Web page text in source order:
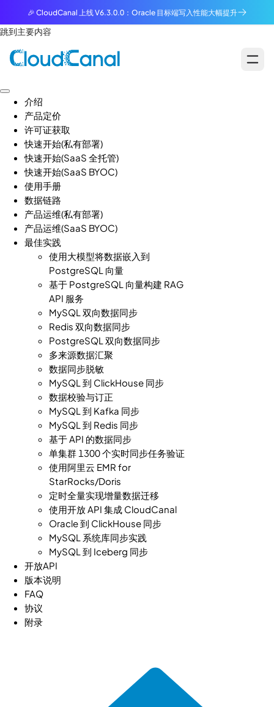
🎉 CloudCanal 上线 V6.3.0.0：Oracle 目标端写入性能大幅提升
跳到主要内容
介绍
产品定价
许可证获取
快速开始(私有部署)
快速开始(SaaS 全托管)
快速开始(SaaS BYOC)
使用手册
数据链路
产品运维(私有部署)
产品运维(SaaS BYOC)
最佳实践
使用大模型将数据嵌入到
PostgreSQL 向量
基于 PostgreSQL 向量构建 RAG
API 服务
MySQL 双向数据同步
Redis 双向数据同步
PostgreSQL 双向数据同步
多来源数据汇聚
数据同步脱敏
MySQL 到 ClickHouse 同步
数据校验与订正
MySQL 到 Kafka 同步
MySQL 到 Redis 同步
基于 API 的数据同步
单集群 1300 个实时同步任务验证
使用阿里云 EMR for
StarRocks/Doris
定时全量实现增量数据迁移
使用开放 API 集成 CloudCanal
Oracle 到 ClickHouse 同步
MySQL 系统库同步实践
MySQL 到 Iceberg 同步
开放API
版本说明
FAQ
协议
附录